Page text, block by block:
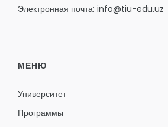
Электронная почта: info@tiu-edu.uz
МЕНЮ
Университет
Программы